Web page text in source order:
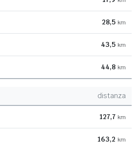
28,5 km
43,5 km
44,8 km
distanza
127,7 km
163,2 km